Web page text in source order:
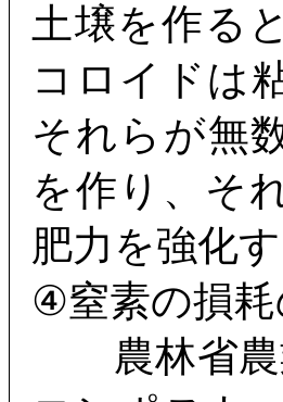
土壌を作る
コロイドは
それらが無
を作り、そ
肥力を強化
④窒素の損耗
農林省農